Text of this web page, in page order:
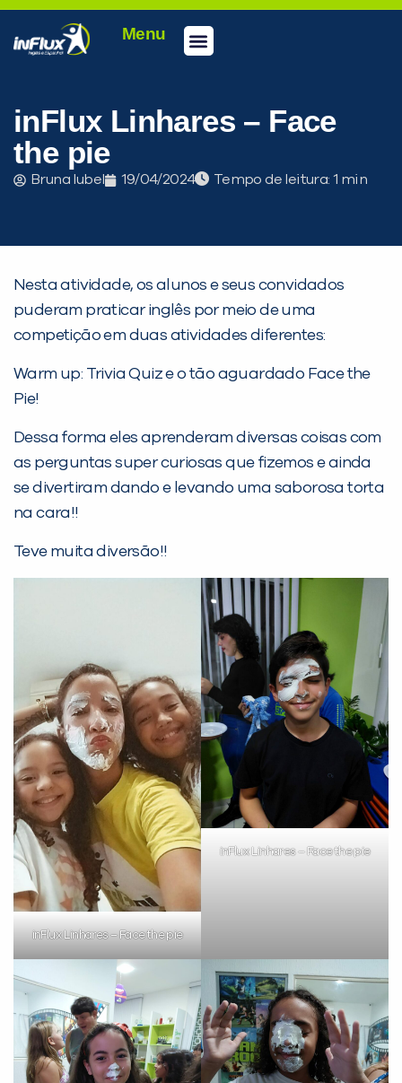
Menu
inFlux Linhares – Face
the pie
Bruna Iubel 19/04/2024 Tempo de leitura:
Nesta atividade, os alunos e seus convidados
puderam praticar inglês por meio de uma
competição em duas atividades diferentes:
Warm up: Trivia Quiz e o tão aguardado Face the
Pie!
Dessa forma eles aprenderam diversas coisas com
as perguntas super curiosas que fizemos e ainda
se divertiram dando e levando uma saborosa torta
na cara!!
Teve muita diversão!!
inFlux Linhares – Face the pie
inFlux Linhares – Face the pie
PEÇA UMA DEMONSTRAÇÃO DE MÉTODO
Desculpe!
Não encontramos nenhuma unidade
inFlux nesta cidade ou bairro que
você digitou.
Preencha com seus dados abaixo e
já vamos te colocar em contato
com a: